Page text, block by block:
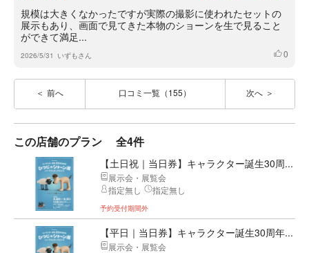
規模は大きくなかったですが実際の撮影に使われたセットの
展示もあり、画面で見てきた本物のショーンを生で見ること
ができて満足...
2026/5/31 いずもさん いいね
0
前へ 口コミ一覧（155） 次へ
この店舗のプラン 全4件
【土日祝｜当日券】キャラクター誕生30周...
展示会・展覧会
指定無し
指定無し
予約受付期間外
【平日｜当日券】キャラクター誕生30周年...
展示会・展覧会